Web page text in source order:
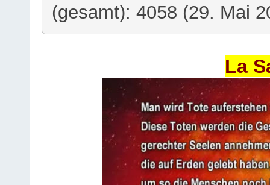
(gesamt): 4058 (29. Mai
La